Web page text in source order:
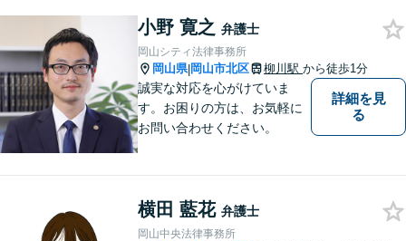
小野 寛之 弁護士
岡山シティ法律事務所
岡山県|岡山市北区 柳川駅 から徒歩1分
誠実な対応を心がけていま
す。お困りの方は、お気軽に
お問い合わせください。
詳細を見
る
横田 藍花 弁護士
岡山中央法律事務所